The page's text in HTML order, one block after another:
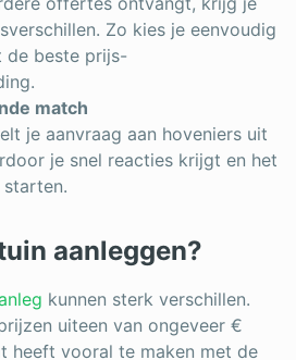
Zo kies je eenvoudig
de beste prijs-
match
je aanvraag aan hoveniers uit
je snel reacties krijgt en het
aanleggen?
kunnen sterk verschillen.
uiteen van ongeveer €
heeft vooral te maken met de